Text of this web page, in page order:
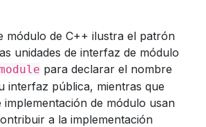
módulo de C++ ilustra el patrón
unidades de interfaz de módulo
para declarar el nombre
interfaz pública, mientras que
implementación de módulo usan
a la implementación